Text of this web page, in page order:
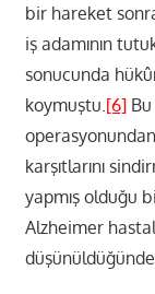
bir hareket
iş adamının
sonucunda
koymuştu. [6]Bu
karşıtlarını
yapmış olduğu
Alzheimer
düşünüldüğünde